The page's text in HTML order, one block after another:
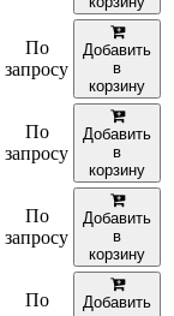
По
запросу
Добавить
в
корзину
По
запросу
Добавить
в
корзину
По
запросу
Добавить
в
корзину
По
Добавить